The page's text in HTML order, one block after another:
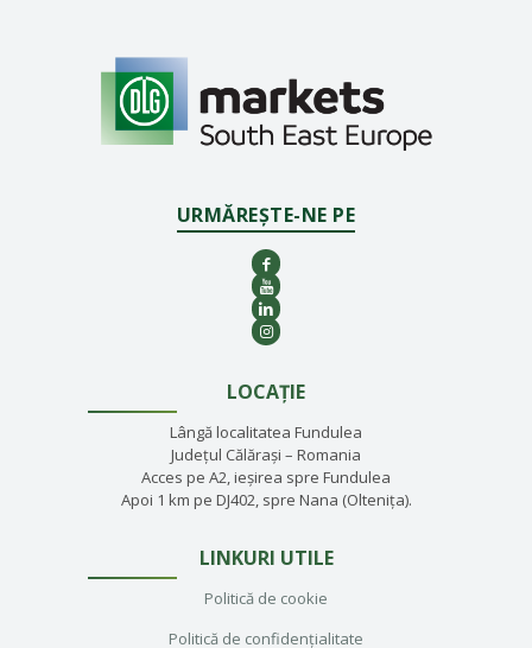
URMĂREȘTE-NE PE
LOCAȚIE
Lângă localitatea Fundulea
Județul Călărași – Romania
Acces pe A2, ieșirea spre Fundulea
Apoi 1 km pe DJ402, spre Nana (Oltenița).
LINKURI UTILE
Politică de cookie
Politică de confidențialitate